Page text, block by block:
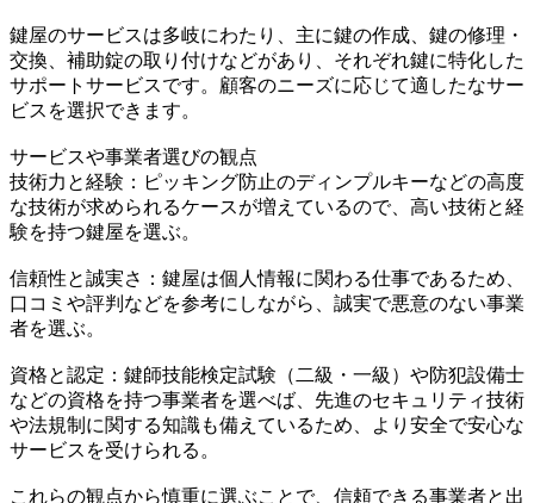
鍵屋のサービスは多岐にわたり、主に鍵の作成、鍵の修理・
交換、補助錠の取り付けなどがあり、それぞれ鍵に特化した
サポートサービスです。顧客のニーズに応じて適したなサー
ビスを選択できます。
サービスや事業者選びの観点
技術力と経験：ピッキング防止のディンプルキーなどの高度
な技術が求められるケースが増えているので、高い技術と経
験を持つ鍵屋を選ぶ。
信頼性と誠実さ：鍵屋は個人情報に関わる仕事であるため、
口コミや評判などを参考にしながら、誠実で悪意のない事業
者を選ぶ。
資格と認定：鍵師技能検定試験（二級・一級）や防犯設備士
などの資格を持つ事業者を選べば、先進のセキュリティ技術
や法規制に関する知識も備えているため、より安全で安心な
サービスを受けられる。
これらの観点から慎重に選ぶことで、信頼できる事業者と出